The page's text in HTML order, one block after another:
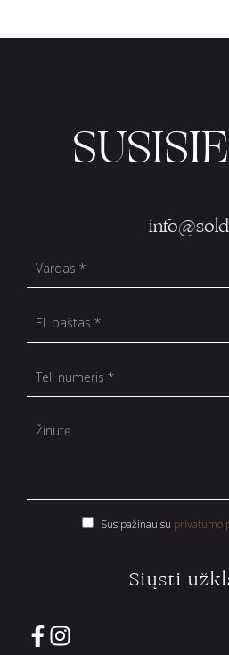
Susipažinau su privatumo
Siųsti